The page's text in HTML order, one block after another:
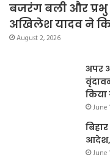
बजरंग बली और प्रभु
अखिलेश यादव ने
August 2, 2026
अपर
June
आदेश,
June